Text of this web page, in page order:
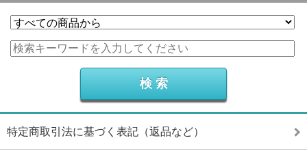
特定商取引法に基づく表記（返品など）